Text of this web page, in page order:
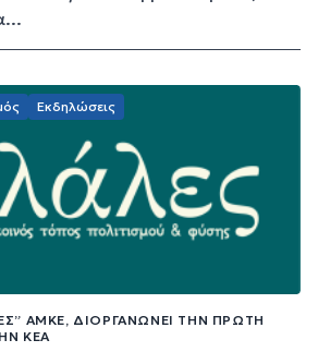
Εκδηλώσεις
ΑΜΚΕ, ΔΙΟΡΓΑΝΏΝΕΙ ΤΗΝ ΠΡΏΤΗ
ΚΈΑ